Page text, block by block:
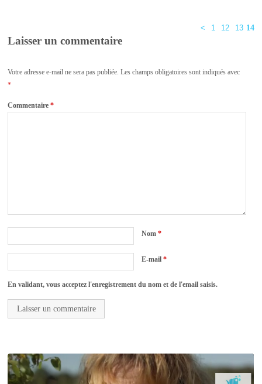
< 1 12 13 14
Laisser un commentaire
Votre adresse e-mail ne sera pas publiée. Les champs obligatoires sont indiqués avec
*
Commentaire*
Nom*
E-mail*
En validant, vous acceptez l'enregistrement du nom et de l'email saisis.